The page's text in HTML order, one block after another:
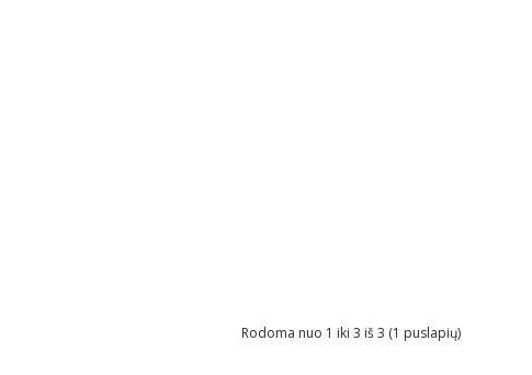
Rodoma nuo 1 iki 3 iš 3 (1 puslapių)